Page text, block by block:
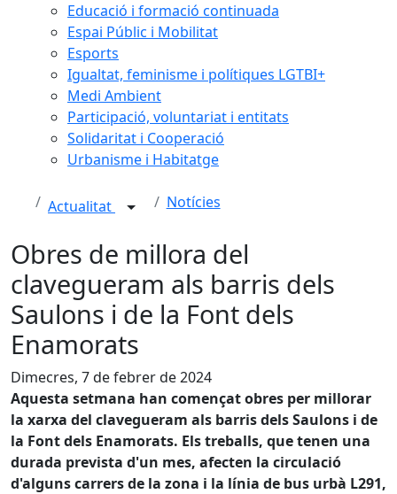
Educació i formació continuada
Espai Públic i Mobilitat
Esports
Igualtat, feminisme i polítiques LGTBI+
Medi Ambient
Participació, voluntariat i entitats
Solidaritat i Cooperació
Urbanisme i Habitatge
Actualitat Notícies
Obres de millora del
clavegueram als barris dels
Saulons i de la Font dels
Enamorats
Dimecres, 7 de febrer de 2024
Aquesta setmana han començat obres per millorar
la xarxa del clavegueram als barris dels Saulons i de
la Font dels Enamorats. Els treballs, que tenen una
durada prevista d'un mes, afecten la circulació
d'alguns carrers de la zona i la línia de bus urbà L291,